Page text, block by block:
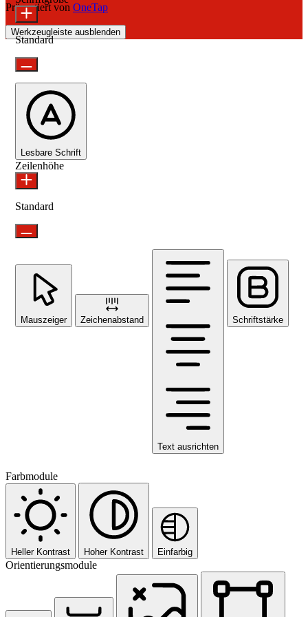
Präsentiert von OneTap
Werkzeugleiste ausblenden
Standard
Lesbare Schrift
Zeilenhöhe
Standard
Mauszeiger Zeichenabstand
Text ausrichten
Schriftstärke
Farbmodule
Heller Kontrast Hoher Kontrast Einfarbig
Orientierungsmodule